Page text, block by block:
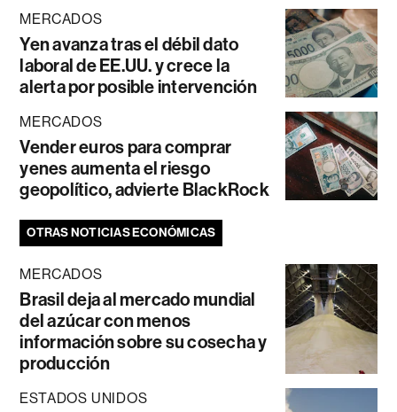
MERCADOS
Yen avanza tras el débil dato
laboral de EE.UU. y crece la
alerta por posible intervención
MERCADOS
Vender euros para comprar
yenes aumenta el riesgo
geopolítico, advierte BlackRock
OTRAS NOTICIAS ECONÓMICAS
MERCADOS
Brasil deja al mercado mundial
del azúcar con menos
información sobre su cosecha y
producción
ESTADOS UNIDOS